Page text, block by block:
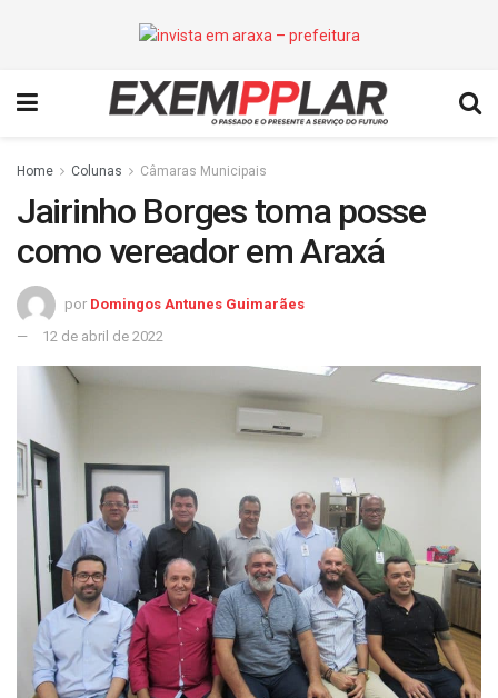
Home Colunas Câmaras Municipais
Jairinho Borges toma posse
como vereador em Araxá
por Domingos Antunes Guimarães
12 de abril de 2022